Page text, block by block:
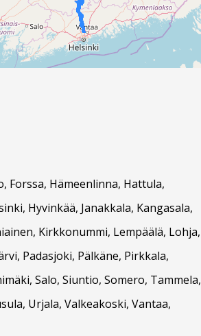
Forssa, Hämeenlinna, Hattula,
Hyvinkää, Janakkala, Kangasala,
Kirkkonummi, Lempäälä, Lohja,
Padasjoki, Pälkäne, Pirkkala,
Salo, Siuntio, Somero, Tammela,
Urjala, Valkeakoski, Vantaa,